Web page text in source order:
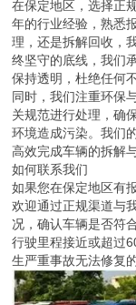
在保定地区，选择正
年的行业经验，熟悉
理，还是拆解回收，
终坚守的底线，我们
保持透明，杜绝任何
同时，我们注重环保
关规范进行处理，确
环境造成污染。我们
高效完成车辆的拆解
如何联系我们
如果您在保定地区有
欢迎通过正规渠道与
况，确认车辆是否符
行驶里程接近或超过
生严重事故无法修复